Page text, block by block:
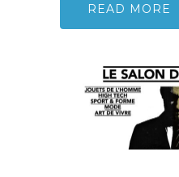
READ MORE